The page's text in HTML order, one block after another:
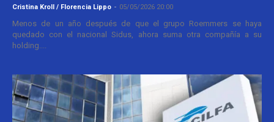
Cristina Kroll / Florencia Lippo - 05/05/2026 20:00
Menos de un año después de que el grupo Roemmers se haya
quedado con el nacional Sidus, ahora suma otra compañía a su
holding....